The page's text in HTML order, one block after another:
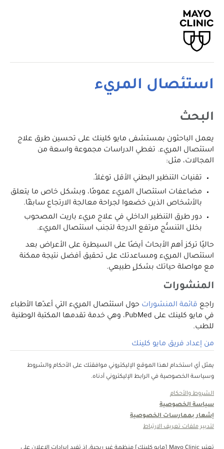
استئصال المريء
البحث
يعمل الباحثون بمستشفى مايو كلينك على تحسين طرق علاج
استئصال المريء. تغطي الدراسات مجموعة واسعة من
المجالات، مثل:
تقنيات التنظير البطني الأقل توغلاً.
مضاعفات استئصال المريء عمومًا، وبشكل خاص ما يتعلق
بالأشخاص الذين خضعوا لجراحة معالجة الارتجاع سابقًا.
دور طرق التنظير الداخلي في علاج مريء باريت المصحوب
بخلل التنسُّج مرتفع الدرجة لتجنب استئصال المريء.
حاليًا تركز أهم الأبحاث أيضًا على السيطرة على الأعراض بعد
استئصال المريء ومساعدتك على تحقيق أفضل نتيجة ممكنة
مع مواصلة حياتك بشكلٍ طبيعي.
المنشورات
راجع قائمة المنشورات حول استئصال المريء التي أعدّها الأطباء
في مايو كلينك على PubMed، وهي خدمة تقدمها المكتبة الوطنية
للطب.
من إعداد فريق مايو كلينك
يمثل أي استخدام لهذا الموقع الإليكتروني موافقتك على الأحكام والشروط
وسياسة الخصوصية في الرابط الإليكتروني أدناه.
الشروط والأحكام
سياسة الخصوصية
إشعار بممارسات الخصوصية
لتدبير ملفات تعريف الارتباط